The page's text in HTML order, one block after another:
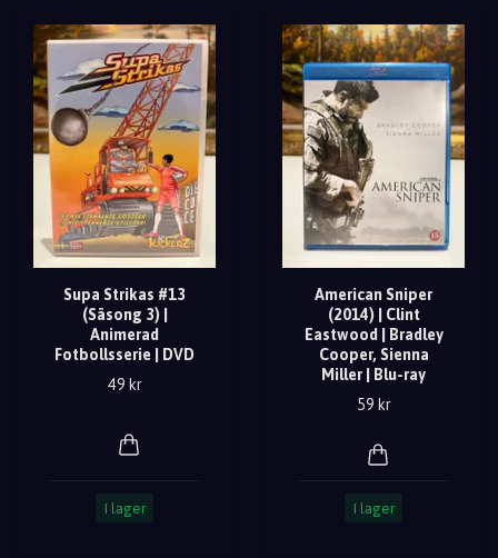
Supa Strikas #13
(Säsong 3) |
Animerad
Fotbollsserie | DVD
49 kr
I lager
American Sniper
(2014) | Clint
Eastwood | Bradley
Cooper, Sienna
Miller | Blu-ray
59 kr
I lager